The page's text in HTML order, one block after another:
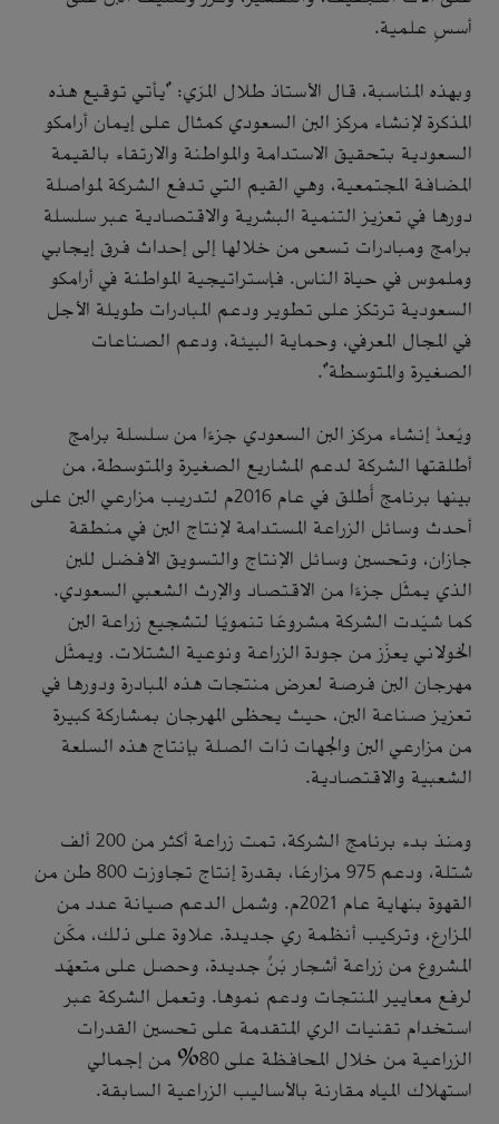
أسسٍ علمية.
وبهذه المناسبة، قال الأستاذ طلال المرّي: "يأتي توقيع هذه
المذكرة لإنشاء مركز البن السعودي كمثال على إيمان أرامكو
السعودية بتحقيق الاستدامة والمواطنة والارتقاء بالقيمة
المضافة المجتمعية، وهي القيم التي تدفع الشركة لمواصلة
دورها في تعزيز التنمية البشرية والاقتصادية عبر سلسلة
برامج ومبادرات تسعى من خلالها إلى إحداث فرق إيجابي
وملموس في حياة الناس. فإستراتيجية المواطنة في أرامكو
السعودية ترتكز على تطوير ودعم المبادرات طويلة الأجل
في المجال المعرفي، وحماية البيئة، ودعم الصناعات
الصغيرة والمتوسطة".
ويُعدُّ إنشاء مركز البن السعودي جزءًا من سلسلة برامج
أطلقتها الشركة لدعم المشاريع الصغيرة والمتوسطة، من
بينها برنامج أُطلق في عام 2016م لتدريب مزارعي البن على
أحدث وسائل الزراعة المستدامة لإنتاج البن في منطقة
جازان، وتحسين وسائل الإنتاج والتسويق الأفضل للبن
الذي يمثّل جزءًا من الاقتصاد والإرث الشعبي السعودي.
كما شيّدت الشركة مشروعًا تنمويًا لتشجيع زراعة البن
الخولاني يعزّز من جودة الزراعة ونوعية الشتلات. ويمثّل
مهرجان البن فرصة لعرض منتجات هذه المبادرة ودورها في
تعزيز صناعة البن، حيث يحظى المهرجان بمشاركة كبيرة
من مزارعي البن والجهات ذات الصلة بإنتاج هذه السلعة
الشعبية والاقتصادية.
ومنذ بدء برنامج الشركة، تمت زراعة أكثر من 200 ألف
شتلة، ودعم 975 مزارعًا، بقدرة إنتاج تجاوزت 800 طن من
القهوة بنهاية عام 2021م. وشمل الدعم صيانة عدد من
المزارع، وتركيب أنظمة ري جديدة. علاوة على ذلك، مكّن
المشروع من زراعة أشجار بُنٍّ جديدة، وحصل على متعهّد
لرفع معايير المنتجات ودعم نموها. وتعمل الشركة عبر
استخدام تقنيات الري المتقدمة على تحسين القدرات
الزراعية من خلال المحافظة على 80% من إجمالي
استهلاك المياه مقارنة بالأساليب الزراعية السابقة.